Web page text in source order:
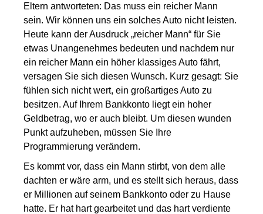
Eltern antworteten: Das muss ein reicher Mann
sein. Wir können uns ein solches Auto nicht leisten.
Heute kann der Ausdruck „reicher Mann“ für Sie
etwas Unangenehmes bedeuten und nachdem nur
ein reicher Mann ein höher klassiges Auto fährt,
versagen Sie sich diesen Wunsch. Kurz gesagt: Sie
fühlen sich nicht wert, ein großartiges Auto zu
besitzen. Auf Ihrem Bankkonto liegt ein hoher
Geldbetrag, wo er auch bleibt. Um diesen wunden
Punkt aufzuheben, müssen Sie Ihre
Programmierung verändern.
Es kommt vor, dass ein Mann stirbt, von dem alle
dachten er wäre arm, und es stellt sich heraus, dass
er Millionen auf seinem Bankkonto oder zu Hause
hatte. Er hat hart gearbeitet und das hart verdiente